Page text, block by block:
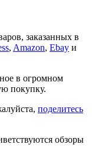
заказанных в
, Amazon, Ebay и
в огромном
покупку.
поделитесь
обзоры